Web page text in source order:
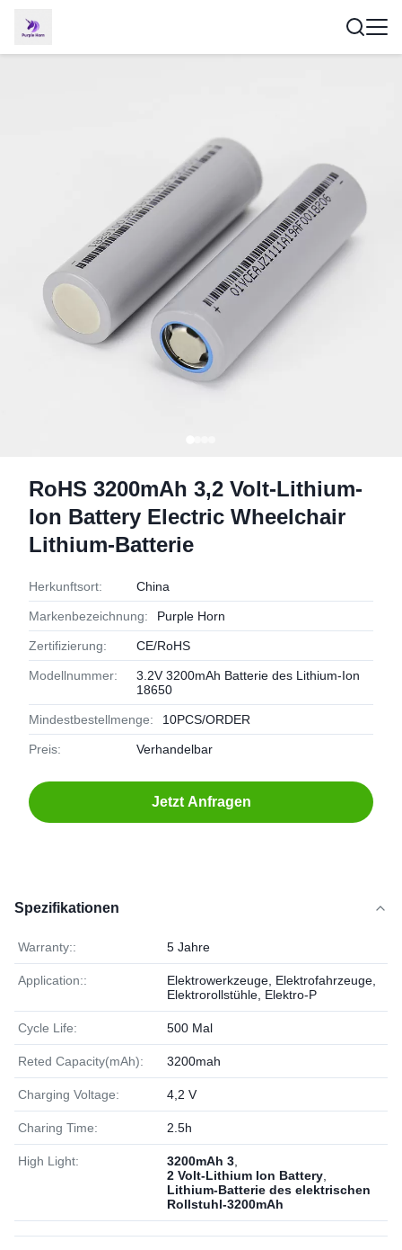
RoHS 3200mAh 3,2 Volt-Lithium-
Ion Battery Electric Wheelchair
Lithium-Batterie
Herkunftsort: China
Markenbezeichnung: Purple Horn
Zertifizierung: CE/RoHS
Modellnummer:
3.2V 3200mAh Batterie des Lithium-Ion
18650
Mindestbestellmenge: 10PCS/ORDER
Preis: Verhandelbar
Jetzt Anfragen
Spezifikationen
Warranty:: 5 Jahre
Application::
Elektrowerkzeuge, Elektrofahrzeuge,
Elektrorollstühle, Elektro-P
Cycle Life: 500 Mal
Reted Capacity(mAh): 3200mah
Charging Voltage: 4,2 V
Charing Time: 2.5h
High Light: 3200mAh 3
2 Volt-Lithium Ion Battery
Lithium-Batterie des elektrischen
Rollstuhl-3200mAh